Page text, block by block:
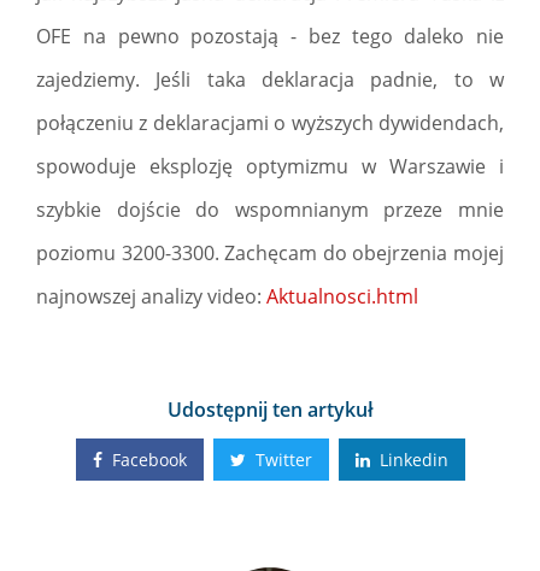
OFE na pewno pozostają - bez tego daleko nie
zajedziemy. Jeśli taka deklaracja padnie, to w
połączeniu z deklaracjami o wyższych dywidendach,
spowoduje eksplozję optymizmu w Warszawie i
szybkie dojście do wspomnianym przeze mnie
poziomu 3200-3300. Zachęcam do obejrzenia mojej
najnowszej analizy video: Aktualnosci.html
Udostępnij ten artykuł
Facebook Twitter Linkedin